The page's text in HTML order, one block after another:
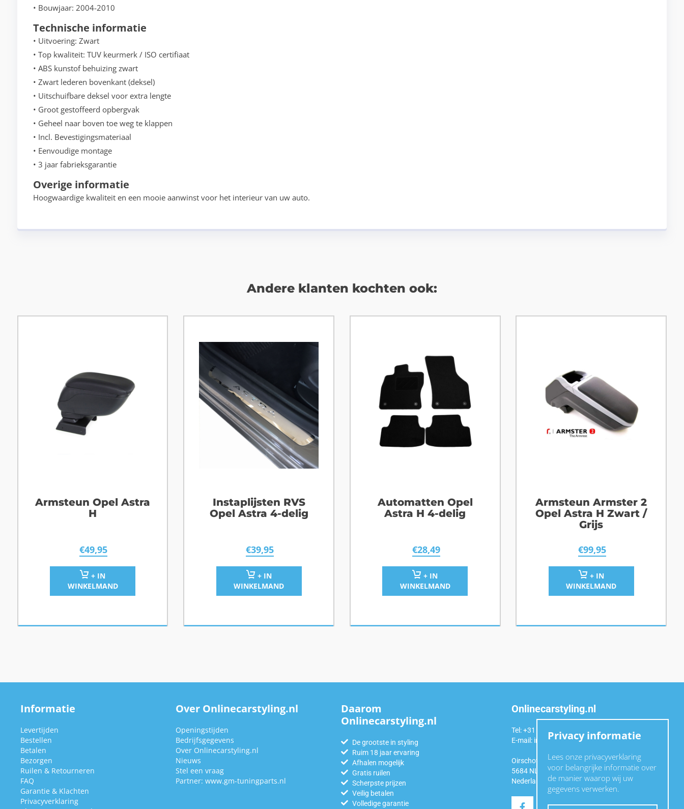
• Bouwjaar: 2004-2010
Technische informatie
• Uitvoering: Zwart
• Top kwaliteit: TUV keurmerk / ISO certifiaat
• ABS kunstof behuizing zwart
• Zwart lederen bovenkant (deksel)
• Uitschuifbare deksel voor extra lengte
• Groot gestoffeerd opbergvak
• Geheel naar boven toe weg te klappen
• Incl. Bevestigingsmateriaal
• Eenvoudige montage
• 3 jaar fabrieksgarantie
Overige informatie
Hoogwaardige kwaliteit en een mooie aanwinst voor het interieur van uw auto.
Andere klanten kochten ook:
Armsteun Opel Astra
H
€49,95
+ IN
WINKELMAND
Instaplijsten RVS
Opel Astra 4-delig
€39,95
+ IN
WINKELMAND
Automatten Opel
Astra H 4-delig
€28,49
+ IN
WINKELMAND
Armsteun Armster 2
Opel Astra H Zwart /
Grijs
€99,95
+ IN
WINKELMAND
Informatie
Levertijden
Bestellen
Betalen
Bezorgen
Ruilen & Retourneren
FAQ
Garantie & Klachten
Privacyverklaring
Over Onlinecarstyling.nl
Openingstijden
Bedrijfsgegevens
Over Onlinecarstyling.nl
Nieuws
Stel een vraag
Partner: www.gm-tuningparts.nl
Daarom
Onlinecarstyling.nl
De grootste in styling
Ruim 18 jaar ervaring
Afhalen mogelijk
Gratis ruilen
Scherpste prijzen
Veilig betalen
Volledige garantie
Onlinecarstyling.nl
Tel: +31 (0)6 54 98 49 99
E-mail: info@onlinecarstyling.nl
Oirschotseweg 92a
5684 NL Best
Nederland
Privacy informatie
Lees onze privacyverklaring
voor belangrijke informatie over
de manier waarop wij uw
gegevens verwerken.